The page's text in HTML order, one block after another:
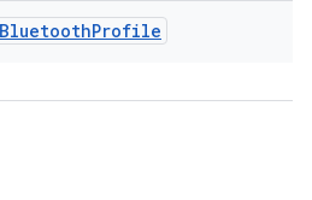
BluetoothProfile